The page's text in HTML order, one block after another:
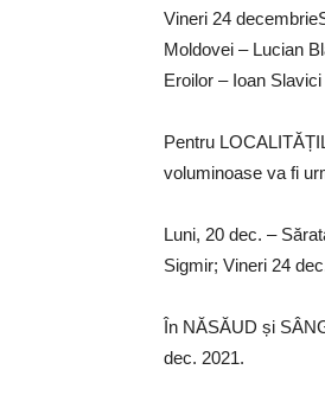
Vineri 24
Moldovei – Lucian
Eroilor – Ioan
Pentru
voluminoase va fi
Luni, 20 dec. –
Sigmir; Vineri 24
În NĂSĂUD și
dec. 2021.